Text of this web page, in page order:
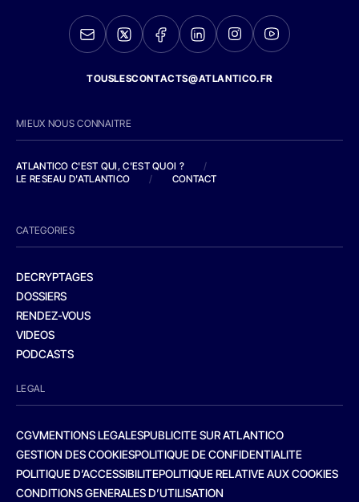
TOUSLESCONTACTS@ATLANTICO.FR
MIEUX NOUS CONNAITRE
ATLANTICO C'EST QUI, C'EST QUOI ?
/
LE RESEAU D'ATLANTICO
/ CONTACT
CATEGORIES
DECRYPTAGES
DOSSIERS
RENDEZ-VOUS
VIDEOS
PODCASTS
LEGAL
CGVMENTIONS LEGALESPUBLICITE SUR ATLANTICO
GESTION DES COOKIESPOLITIQUE DE CONFIDENTIALITE
POLITIQUE D’ACCESSIBILITEPOLITIQUE RELATIVE AUX COOKIES
CONDITIONS GENERALES D’UTILISATION